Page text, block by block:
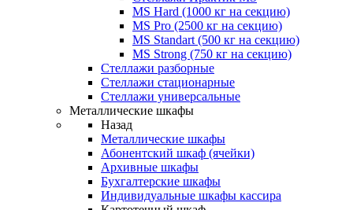
MS Hard (1000 кг на секцию)
MS Pro (2500 кг на секцию)
MS Standart (500 кг на секцию)
MS Strong (750 кг на секцию)
Стеллажи разборные
Стеллажи стационарные
Стеллажи универсальные
Металлические шкафы
Назад
Металлические шкафы
Абонентский шкаф (ячейки)
Архивные шкафы
Бухгалтерские шкафы
Индивидуальные шкафы кассира